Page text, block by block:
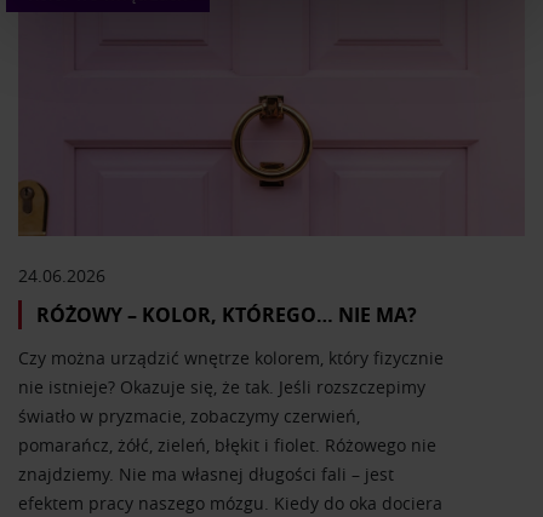
analizować ruch w naszej witrynie. Informacje o tym, jak
korzystasz z naszej witryny, udostępniamy partnerom
społecznościowym, reklamowym i analitycznym.
Partnerzy mogą połączyć te informacje z innymi danymi
otrzymanymi od Ciebie lub uzyskanymi podczas
korzystania z ich usług.
24.06.2026
RÓŻOWY – KOLOR, KTÓREGO… NIE MA?
Czy można urządzić wnętrze kolorem, który fizycznie
nie istnieje? Okazuje się, że tak. Jeśli rozszczepimy
światło w pryzmacie, zobaczymy czerwień,
pomarańcz, żółć, zieleń, błękit i fiolet. Różowego nie
znajdziemy. Nie ma własnej długości fali – jest
efektem pracy naszego mózgu. Kiedy do oka dociera